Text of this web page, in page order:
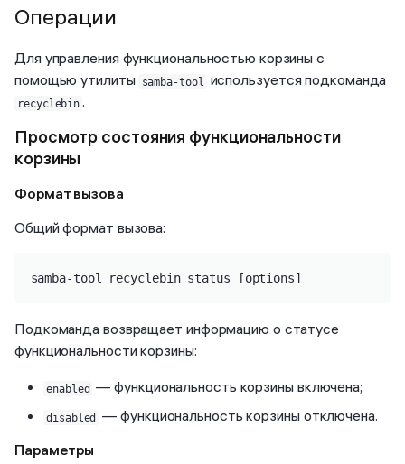
Операции
Для управления функциональностью корзины с
помощью утилиты samba-tool используется подкоманда
recyclebin .
Просмотр состояния функциональности
корзины
Формат вызова
Общий формат вызова:
samba-tool recyclebin status [options]
Подкоманда возвращает информацию о статусе
функциональности корзины:
enabled — функциональность корзины включена;
disabled
— функциональность корзины отключена.
Параметры